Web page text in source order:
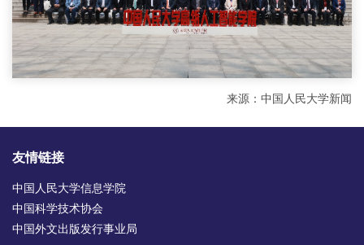
来源：中国人民大学新闻
友情链接
中国人民大学信息学院
中国科学技术协会
中国外文出版发行事业局